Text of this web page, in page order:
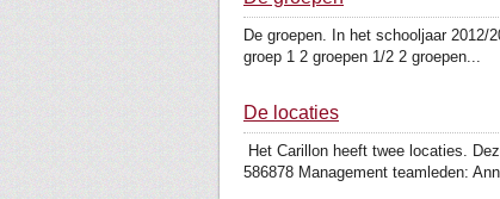
De groepen. In het schooljaar 2012/
groep 1 2 groepen 1/2 2 groepen...
De locaties
Het Carillon heeft twee locaties.
586878 Management teamleden: